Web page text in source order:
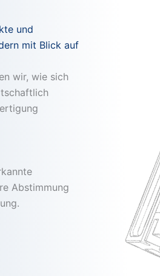
und
mit Blick auf
wir, wie sich
Abstimmung